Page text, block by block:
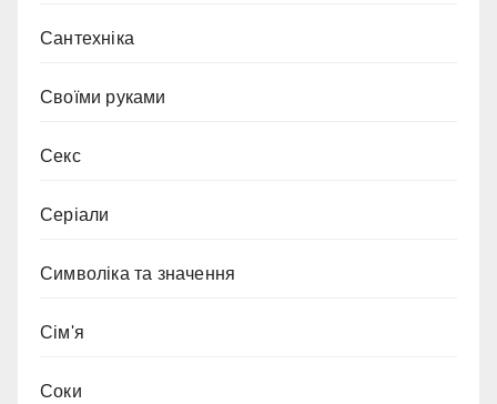
Сантехніка
Своїми руками
Секс
Серіали
Символіка та значення
Сім'я
Соки